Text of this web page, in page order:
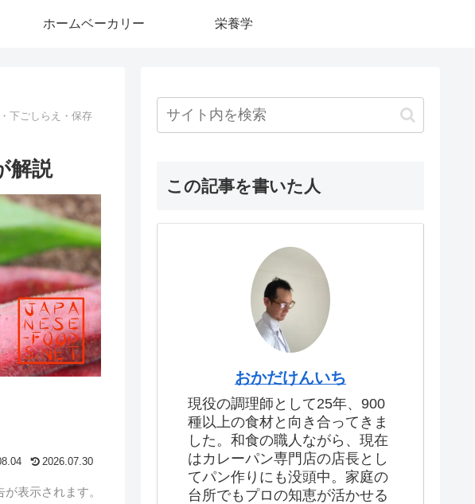
ホームベーカリー 栄養学
下ごしらえ・保存
解説
2026.07.30
表示されます。
この記事を書いた人
おかだけんいち
現役の調理師として25年、900
種以上の食材と向き合ってきま
した。和食の職人ながら、現在
はカレーパン専門店の店長とし
てパン作りにも没頭中。家庭の
台所でもプロの知恵が活かせる